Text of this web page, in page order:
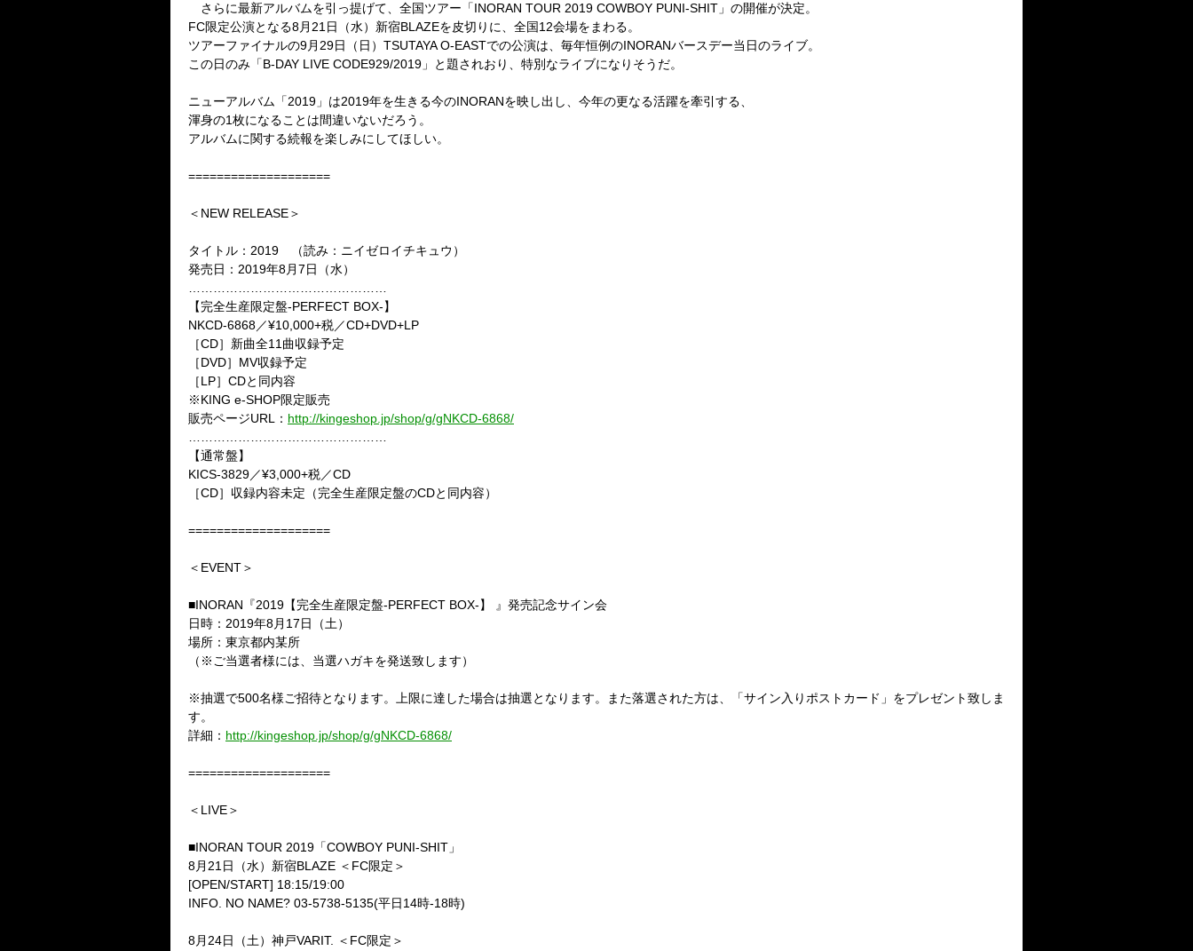
さらに最新アルバムを引っ提げて、全国ツアー「INORAN TOUR 2019 COWBOY PUNI-SHIT」の開催が決定。
FC限定公演となる8月21日（水）新宿BLAZEを皮切りに、全国12会場をまわる。
ツアーファイナルの9月29日（日）TSUTAYA O-EASTでの公演は、毎年恒例のINORANバースデー当日のライブ。
この日のみ「B-DAY LIVE CODE929/2019」と題されおり、特別なライブになりそうだ。
ニューアルバム「2019」は2019年を生きる今のINORANを映し出し、今年の更なる活躍を牽引する、
渾身の1枚になることは間違いないだろう。
アルバムに関する続報を楽しみにしてほしい。
====================
＜NEW RELEASE＞
タイトル：2019 （読み：ニイゼロイチキュウ）
発売日：2019年8月7日（水）
【完全生産限定盤-PERFECT BOX-】
NKCD-6868／¥10,000+税／CD+DVD+LP
［CD］新曲全11曲収録予定
［DVD］MV収録予定
［LP］CDと同内容
※KING e-SHOP限定販売
販売ページURL： http://kingeshop.jp/shop/g/gNKCD-6868/
【通常盤】
KICS-3829／¥3,000+税／CD
［CD］収録内容未定（完全生産限定盤のCDと同内容）
====================
＜EVENT＞
■INORAN『2019【完全生産限定盤-PERFECT BOX-】 』発売記念サイン会
日時：2019年8月17日（土）
場所：東京都内某所
（※ご当選者様には、当選ハガキを発送致します）
※抽選で500名様ご招待となります。上限に達した場合は抽選となります。また落選された方は、「サイン入りポストカード」をプレゼント致しま
す。
詳細： http://kingeshop.jp/shop/g/gNKCD-6868/
====================
＜LIVE＞
■INORAN TOUR 2019「COWBOY PUNI-SHIT」
8月21日（水）新宿BLAZE ＜FC限定＞
[OPEN/START] 18:15/19:00
INFO. NO NAME? 03-5738-5135(平日14時-18時)
8月24日（土）神戸VARIT. ＜FC限定＞